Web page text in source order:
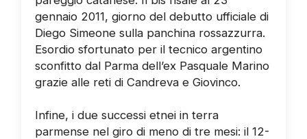
gennaio 2011, giorno del debutto ufficiale di
Diego Simeone sulla panchina rossazzurra.
Esordio sfortunato per il tecnico argentino
sconfitto dal Parma dell’ex Pasquale Marino
grazie alle reti di Candreva e Giovinco.
Infine, i due successi etnei in terra
parmense nel giro di meno di tre mesi: il 12-